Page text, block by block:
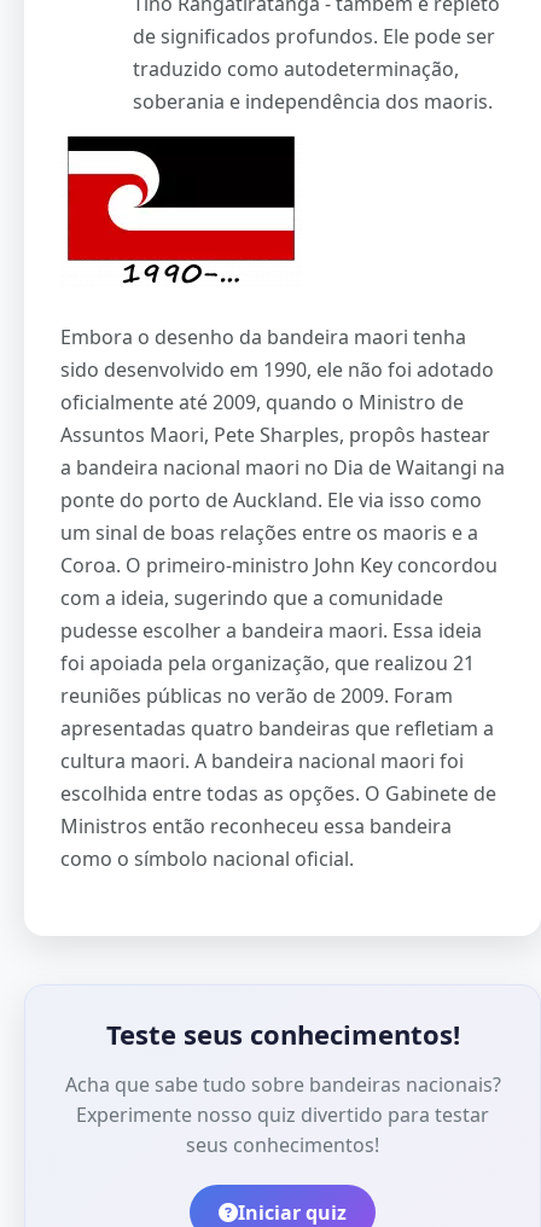
de significados profundos. Ele pode ser
traduzido como autodeterminação,
soberania e independência dos maoris.
Embora o desenho da bandeira maori tenha
sido desenvolvido em 1990, ele não foi adotado
oficialmente até 2009, quando o Ministro de
Assuntos Maori, Pete Sharples, propôs hastear
a bandeira nacional maori no Dia de Waitangi na
ponte do porto de Auckland. Ele via isso como
um sinal de boas relações entre os maoris e a
Coroa. O primeiro-ministro John Key concordou
com a ideia, sugerindo que a comunidade
pudesse escolher a bandeira maori. Essa ideia
foi apoiada pela organização, que realizou 21
reuniões públicas no verão de 2009. Foram
apresentadas quatro bandeiras que refletiam a
cultura maori. A bandeira nacional maori foi
escolhida entre todas as opções. O Gabinete de
Ministros então reconheceu essa bandeira
como o símbolo nacional oficial.
Teste seus conhecimentos!
Acha que sabe tudo sobre bandeiras nacionais?
Experimente nosso quiz divertido para testar
seus conhecimentos!
Iniciar quiz